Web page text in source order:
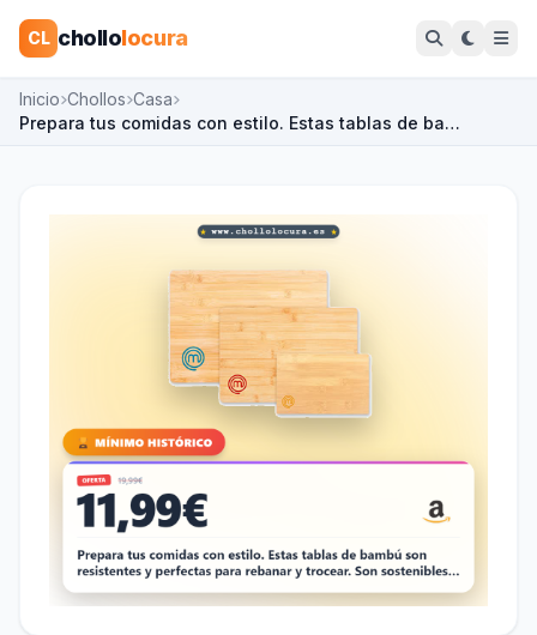
CL chollolocura
Inicio Chollos Casa
Prepara tus comidas con estilo. Estas tablas de ba…